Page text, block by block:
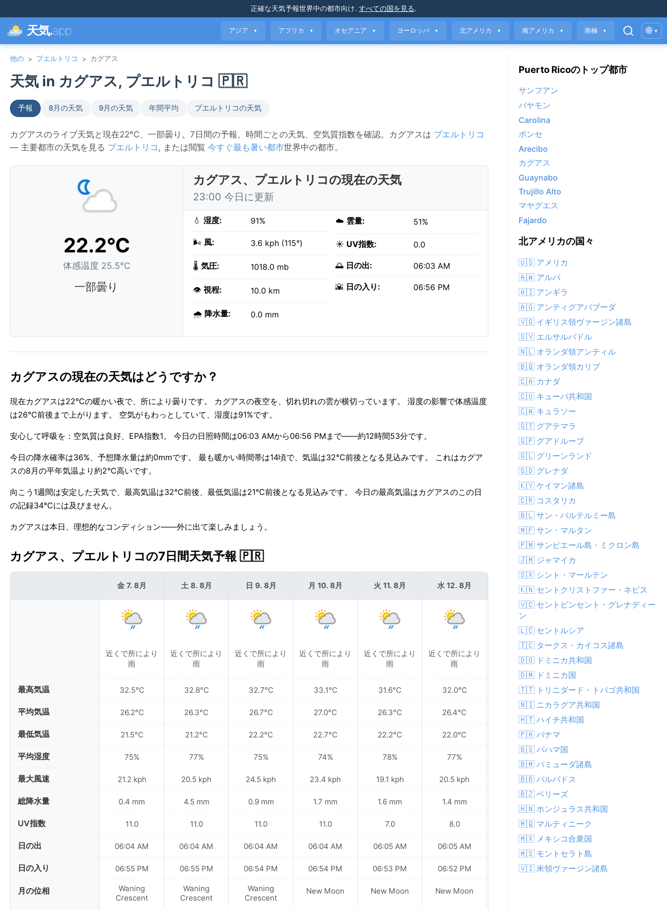
正確な天気予報世界中の都市向け. すべての国を見る.
天気.app アジア ▼ アフリカ ▼ オセアニア ▼ ヨーロッパ ▼ 北アメリカ ▼ 南アメリカ ▼ 南極 ▼ 🌐 ▾
他の > プエルトリコ > カグアス
天気 in カグアス, プエルトリコ 🇵🇷
予報 8月の天気 9月の天気 年間平均 プエルトリコの天気
カグアスのライブ天気と現在22°C、一部曇り。7日間の予報、時間ごとの天気、空気質指数を確認。カグアスは プエルトリコ
— 主要都市の天気を見る プエルトリコ , または閲覧 今すぐ最も暑い都市世界中の都市。
22.2°C
体感温度 25.5°C
一部曇り
カグアス、プエルトリコの現在の天気
23:00 今日に更新
💧 湿度: 91%
🌬️ 風: 3.6 kph (115°)
🌡️ 気圧: 1018.0 mb
👁️ 視程: 10.0 km
🌧️ 降水量: 0.0 mm
☁️ 雲量: 51%
☀️ UV指数: 0.0
🌅 日の出: 06:03 AM
🌇 日の入り: 06:56 PM
カグアスの現在の天気はどうですか？
現在カグアスは22°Cの暖かい夜で、所により曇りです。 カグアスの夜空を、切れ切れの雲が横切っています。 湿度の影響で体感温度
は26°C前後まで上がります。 空気がもわっとしていて、湿度は91%です。
安心して呼吸を：空気質は良好、EPA指数1。 今日の日照時間は06:03 AMから06:56 PMまで——約12時間53分です。
今日の降水確率は36%、予想降水量は約0mmです。 最も暖かい時間帯は14頃で、気温は32°C前後となる見込みです。 これはカグア
スの8月の平年気温より約2°C高いです。
向こう1週間は安定した天気で、最高気温は32°C前後、最低気温は21°C前後となる見込みです。 今日の最高気温はカグアスのこの日
の記録34°Cには及びません。
カグアスは本日、理想的なコンディション——外に出て楽しみましょう。
カグアス、プエルトリコの7日間天気予報 🇵🇷
最高気温
平均気温
最低気温
平均湿度
最大風速
総降水量
UV指数
日の出
日の入り
月の位相
金 7. 8月
近くで所により
雨
32.5°C
26.2°C
21.5°C
75%
21.2 kph
0.4 mm
11.0
06:04 AM
06:55 PM
Waning
Crescent
土 8. 8月
近くで所により
雨
32.8°C
26.3°C
21.2°C
77%
20.5 kph
4.5 mm
11.0
06:04 AM
06:55 PM
Waning
Crescent
日 9. 8月
近くで所により
雨
32.7°C
26.7°C
22.2°C
75%
24.5 kph
0.9 mm
11.0
06:04 AM
06:54 PM
Waning
Crescent
月 10. 8月
近くで所により
雨
33.1°C
27.0°C
22.7°C
74%
23.4 kph
1.7 mm
11.0
06:04 AM
06:54 PM
New Moon
火 11. 8月
近くで所により
雨
31.6°C
26.3°C
22.2°C
78%
19.1 kph
1.6 mm
7.0
06:05 AM
06:53 PM
New Moon
水 12. 8月
近くで所により
雨
32.0°C
26.4°C
22.0°C
77%
20.5 kph
1.4 mm
8.0
06:05 AM
06:52 PM
New Moon
木 13. 8月
近くで所により雨
31.6°C
23.1°C
26.6 kph
7.0
06:52 PM
Puerto Ricoのトップ都市
サンフアン
バヤモン
Carolina
ポンセ
Arecibo
カグアス
Guaynabo
Trujillo Alto
マヤグエス
Fajardo
北アメリカの国々
🇺🇸 アメリカ
🇦🇼 アルバ
🇦🇮 アンギラ
🇦🇬 アンティグアバブーダ
🇻🇬 イギリス領ヴァージン諸島
🇸🇻 エルサルバドル
🇳🇱 オランダ領アンティル
🇧🇶 オランダ領カリブ
🇨🇦 カナダ
🇨🇺 キューバ共和国
🇨🇼 キュラソー
🇬🇹 グアテマラ
🇬🇵 グアドループ
🇬🇱 グリーンランド
🇬🇩 グレナダ
🇰🇾 ケイマン諸島
🇨🇷 コスタリカ
🇧🇱 サン・バルテルミー島
🇲🇫 サン・マルタン
🇵🇲 サンピエール島・ミクロン島
🇯🇲 ジャマイカ
🇸🇽 シント・マールテン
🇰🇳 セントクリストファー・ネビス
🇻🇨 セントビンセント・グレナディー
ン
🇱🇨 セントルシア
🇹🇨 タークス・カイコス諸島
🇩🇴 ドミニカ共和国
🇩🇲 ドミニカ国
🇹🇹 トリニダード・トバゴ共和国
🇳🇮 ニカラグア共和国
🇭🇹 ハイチ共和国
🇵🇦 パナマ
🇧🇸 バハマ国
🇧🇲 バミューダ諸島
🇧🇧 バルバドス
🇧🇿 ベリーズ
🇭🇳 ホンジュラス共和国
🇲🇶 マルティニーク
🇲🇽 メキシコ合衆国
🇲🇸 モントセラト島
🇻🇮 米領ヴァージン諸島